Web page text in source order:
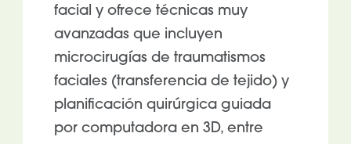
facial y ofrece técnicas muy
avanzadas que incluyen
microcirugías de traumatismos
faciales (transferencia de tejido) y
planificación quirúrgica guiada
por computadora en 3D, entre